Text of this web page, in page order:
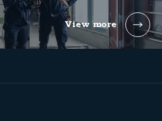
View more